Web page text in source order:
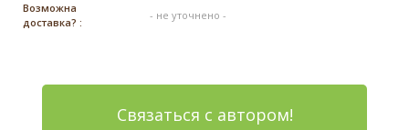
Возможна
доставка? :
- не уточнено -
Связаться с автором!